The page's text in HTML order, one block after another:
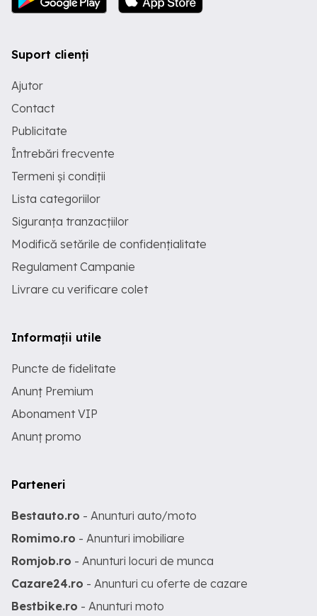
Suport clienți
Ajutor
Contact
Publicitate
Întrebări frecvente
Termeni și condiții
Lista categoriilor
Siguranța tranzacțiilor
Modifică setările de confidențialitate
Regulament Campanie
Livrare cu verificare colet
Informații utile
Puncte de fidelitate
Anunț Premium
Abonament VIP
Anunț promo
Parteneri
Bestauto.ro - Anunturi auto/moto
Romimo.ro - Anunturi imobiliare
Romjob.ro - Anunturi locuri de munca
Cazare24.ro - Anunturi cu oferte de cazare
Bestbike.ro - Anunturi moto